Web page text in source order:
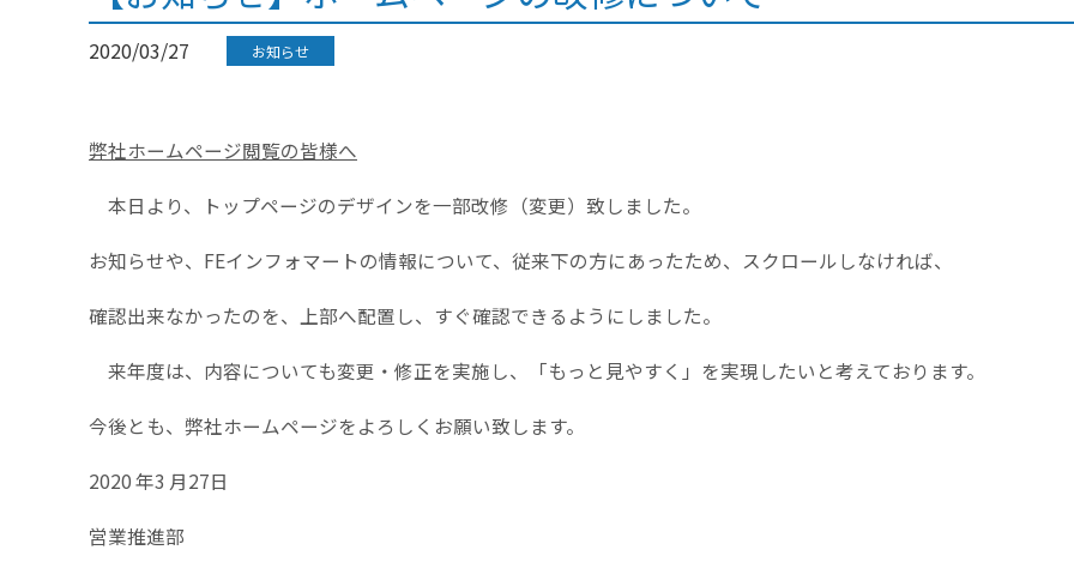
2020/03/27 お知らせ
弊社ホームページ閲覧の皆様へ
本日より、トップページのデザインを一部改修（変更）致しました。
お知らせや、FEインフォマートの情報について、従来下の方にあったため、スクロールしなければ、
確認出来なかったのを、上部へ配置し、すぐ確認できるようにしました。
来年度は、内容についても変更・修正を実施し、「もっと見やすく」を実現したいと考えております。
今後とも、弊社ホームページをよろしくお願い致します。
2020 年3 月27日
営業推進部